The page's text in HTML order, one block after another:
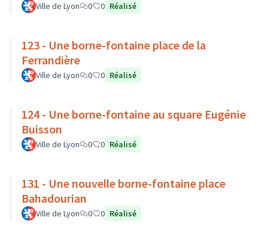
Ville de Lyon 0 0 Réalisé
123 - Une borne-fontaine place de la
Ferrandière
Ville de Lyon 0 0 Réalisé
124 - Une borne-fontaine au square Eugénie
Buisson
Ville de Lyon 0 0 Réalisé
131 - Une nouvelle borne-fontaine place
Bahadourian
Ville de Lyon 0 0 Réalisé